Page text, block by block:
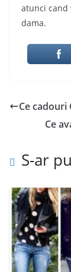
atunci cand
dama.
Ce cadouri
Ce
S-ar